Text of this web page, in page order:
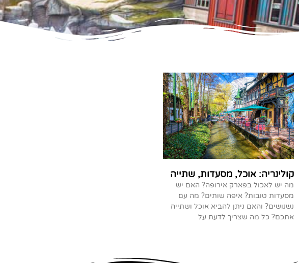
קולינריה: אוכל, מסעדות, שתייה
מה יש לאכול בפארק אירופה? האם יש
מסעדות טובות? איפה שותים? מה עם
נשנושים? והאם ניתן להביא אוכל ושתייה
אתכם? כל מה שצריך לדעת על